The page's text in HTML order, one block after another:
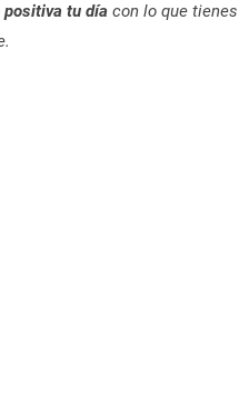
tu día con lo que